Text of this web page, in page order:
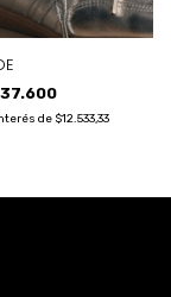
de $12.533,33